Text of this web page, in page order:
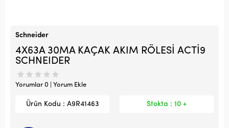
Schneider
4X63A 30MA KAÇAK AKIM RÖLESİ ACTİ9
SCHNEIDER
Yorumlar 0 | Yorum Ekle
Ürün Kodu : A9R41463 Stokta : 10 +